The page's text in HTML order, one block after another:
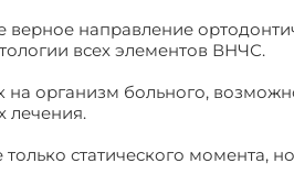
верное направление
всех элементов ВНЧС.
на организм больного,
лечения.
статического момента,